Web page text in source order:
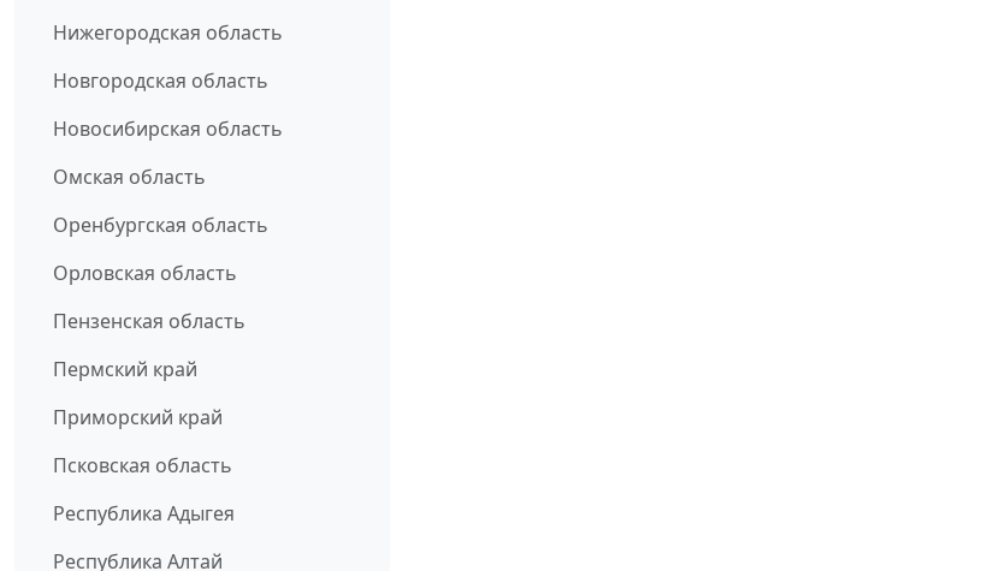
Нижегородская область
Новгородская область
Новосибирская область
Омская область
Оренбургская область
Орловская область
Пензенская область
Пермский край
Приморский край
Псковская область
Республика Адыгея
Республика Алтай